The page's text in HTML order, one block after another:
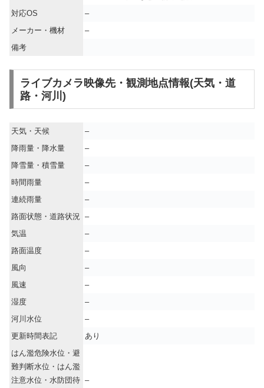
対応OS
–
メーカー・機材
–
備考
ライブカメラ映像先・観測地点情報(天気・道
路・河川)
天気・天候
–
降雨量・降水量
–
降雪量・積雪量
–
時間雨量
–
連続雨量
–
路面状態・道路状況 –
気温
–
路面温度
–
風向
–
風速
–
湿度
–
河川水位
–
更新時間表記
あり
はん濫危険水位・避
難判断水位・はん濫
注意水位・水防団待 –